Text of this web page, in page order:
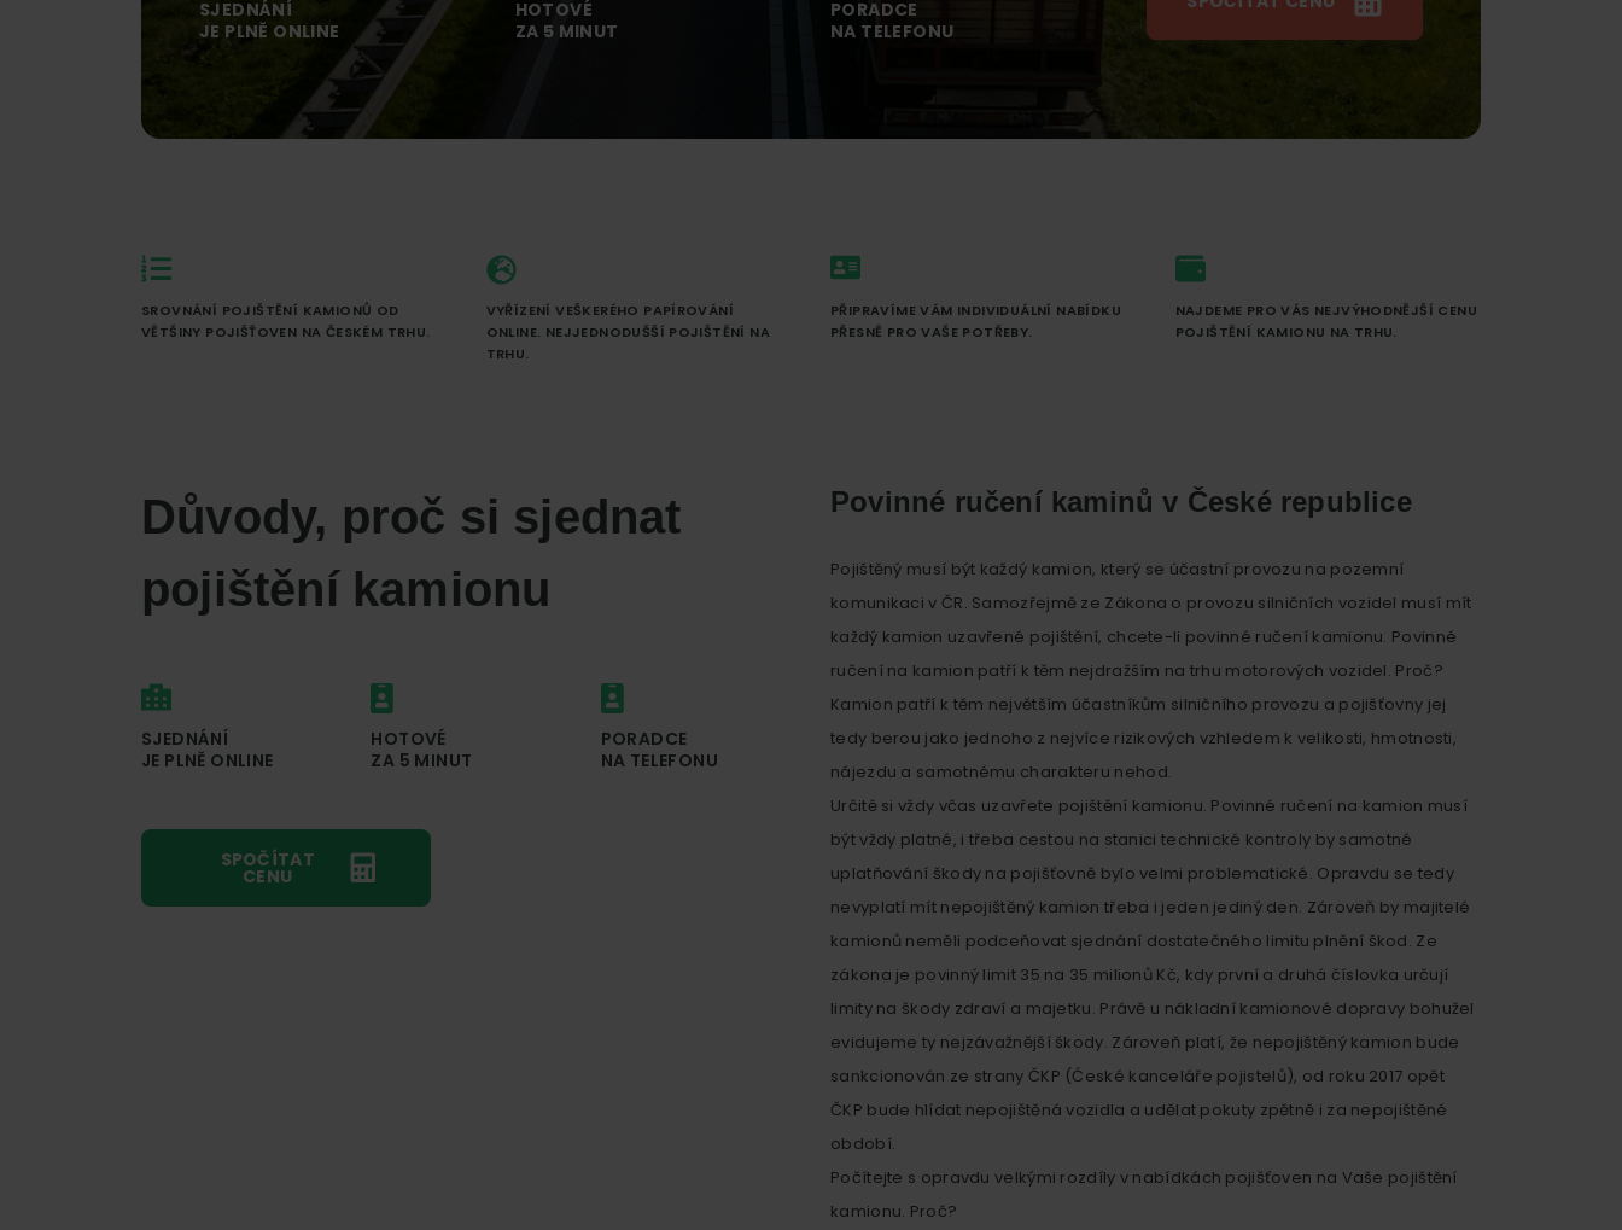
SJEDNÁNÍ
JE PLNĚ ONLINE
HOTOVÉ
ZA 5 MINUT
PORADCE
NA TELEFONU
SROVNÁNÍ POJIŠTĚNÍ KAMIONŮ OD
VĚTŠINY POJIŠŤOVEN NA ČESKÉM TRHU.
VYŘÍZENÍ VEŠKERÉHO PAPÍROVÁNÍ
ONLINE. NEJJEDNODUŠŠÍ POJIŠTĚNÍ NA
TRHU.
PŘIPRAVÍME VÁM INDIVIDUÁLNÍ NABÍDKU
PŘESNĚ PRO VAŠE POTŘEBY.
NAJDEME PRO VÁS NEJVÝHODNĚJŠÍ CENU
POJIŠTĚNÍ KAMIONU NA TRHU.
Důvody, proč si sjednat
pojištění kamionu
SJEDNÁNÍ
JE PLNĚ ONLINE
HOTOVÉ
ZA 5 MINUT
PORADCE
NA TELEFONU
SPOČÍTAT
CENU
Povinné ručení kaminů v České republice
Pojištěný musí být každý kamion, který se účastní provozu na pozemní
komunikaci v ČR. Samozřejmě ze Zákona o provozu silničních vozidel musí mít
každý kamion uzavřené pojištění, chcete-li povinné ručení kamionu. Povinné
ručení na kamion patří k těm nejdražším na trhu motorových vozidel. Proč?
Kamion patří k těm největším účastníkům silničního provozu a pojišťovny jej
tedy berou jako jednoho z nejvíce rizikových vzhledem k velikosti, hmotnosti,
nájezdu a samotnému charakteru nehod.
Určitě si vždy včas uzavřete pojištění kamionu. Povinné ručení na kamion musí
být vždy platné, i třeba cestou na stanici technické kontroly by samotné
uplatňování škody na pojišťovně bylo velmi problematické. Opravdu se tedy
nevyplatí mít nepojištěný kamion třeba i jeden jediný den. Zároveň by majitelé
kamionů neměli podceňovat sjednání dostatečného limitu plnění škod. Ze
zákona je povinný limit 35 na 35 milionů Kč, kdy první a druhá číslovka určují
limity na škody zdraví a majetku. Právě u nákladní kamionové dopravy bohužel
evidujeme ty nejzávažnější škody. Zároveň platí, že nepojištěný kamion bude
sankcionován ze strany ČKP (Ćeské kanceláře pojistelů), od roku 2017 opět
ČKP bude hlídat nepojištěná vozidla a udělat pokuty zpětně i za nepojištěné
období.
Počítejte s opravdu velkými rozdíly v nabídkách pojišťoven na Vaše pojištění
kamionu. Proč?